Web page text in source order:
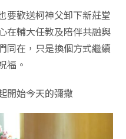
歡送柯神父卸下新莊堂
在輔大任教及陪伴共融與
同在，只是換個方式繼續
福。
開始今天的彌撒